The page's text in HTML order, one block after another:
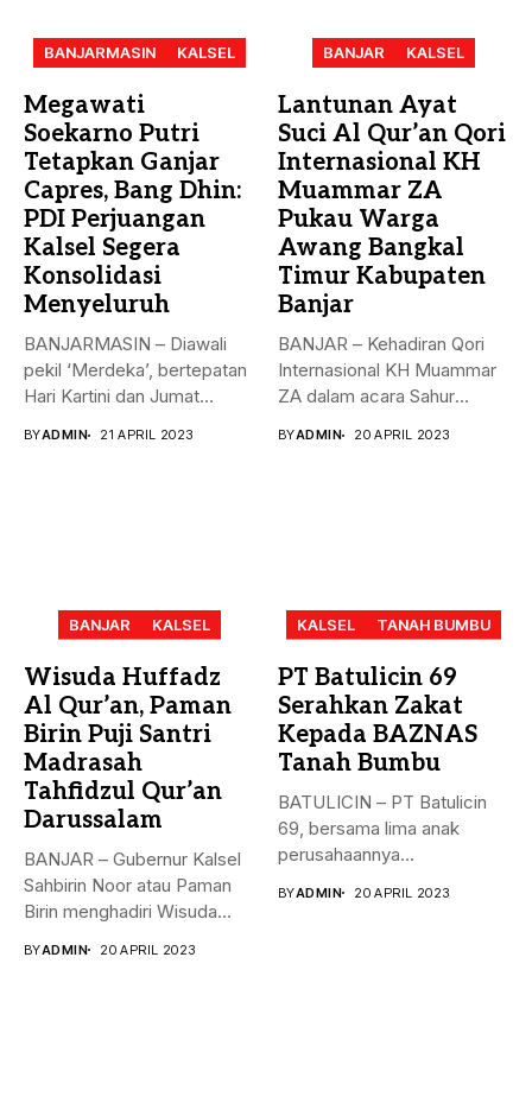
BANJARMASIN KALSEL
Megawati
Soekarno Putri
Tetapkan Ganjar
Capres, Bang Dhin:
PDI Perjuangan
Kalsel Segera
Konsolidasi
Menyeluruh
BANJARMASIN – Diawali
pekil ‘Merdeka’, bertepatan
Hari Kartini dan Jumat
BYADMIN 21 APRIL 2023
BANJAR KALSEL
Lantunan Ayat
Suci Al Qur’an Qori
Internasional KH
Muammar ZA
Pukau Warga
Awang Bangkal
Timur Kabupaten
Banjar
BANJAR – Kehadiran Qori
Internasional KH Muammar
ZA dalam acara Sahur
BYADMIN 20 APRIL 2023
BANJAR KALSEL
Wisuda Huffadz
Al Qur’an, Paman
Birin Puji Santri
Madrasah
Tahfidzul Qur’an
Darussalam
BANJAR – Gubernur Kalsel
Sahbirin Noor atau Paman
Birin menghadiri Wisuda
BYADMIN 20 APRIL 2023
KALSEL TANAH BUMBU
PT Batulicin 69
Serahkan Zakat
Kepada BAZNAS
Tanah Bumbu
BATULICIN – PT Batulicin
69, bersama lima anak
perusahaannya
BYADMIN 20 APRIL 2023